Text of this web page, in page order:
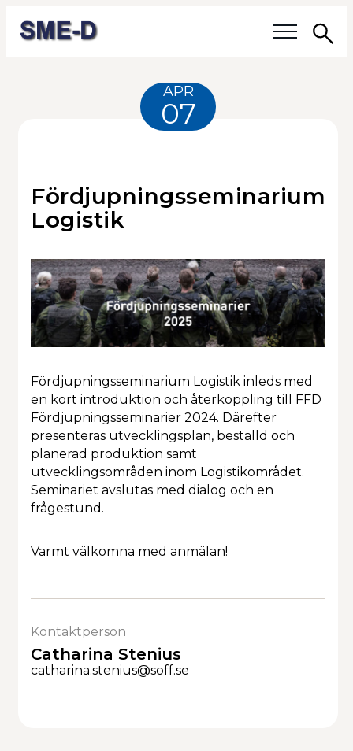
Medlemmars verksamhet
Om SME-D
Styrelsen
Kalendarium
Fördjupningsseminarium
Logistik
Fördjupningsseminarium Logistik inleds med
en kort introduktion och återkoppling till FFD
Fördjupningsseminarier 2024. Därefter
presenteras utvecklingsplan, beställd och
planerad produktion samt
utvecklingsområden inom Logistikområdet.
Seminariet avslutas med dialog och en
frågestund.
Varmt välkomna med anmälan!
Kontaktperson
Catharina Stenius
catharina.stenius@soff.se
APR
07